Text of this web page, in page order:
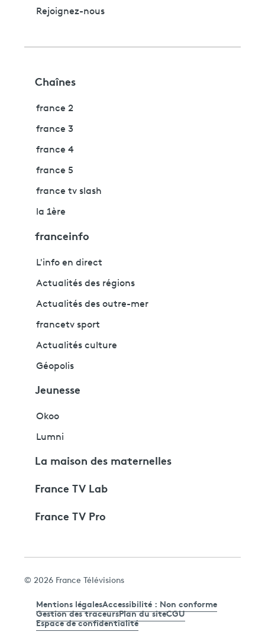
Rejoignez-nous
Chaînes
france 2
france 3
france 4
france 5
france tv slash
la 1ère
franceinfo
L'info en direct
Actualités des régions
Actualités des outre-mer
francetv sport
Actualités culture
Géopolis
Jeunesse
Okoo
Lumni
La maison des maternelles
France TV Lab
France TV Pro
© 2026 France Télévisions
Mentions légalesAccessibilité : Non conforme
Gestion des traceursPlan du siteCGU
Espace de confidentialité